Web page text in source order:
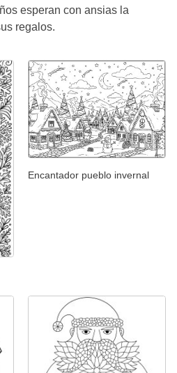
esperan con ansias la
regalos.
Encantador pueblo invernal